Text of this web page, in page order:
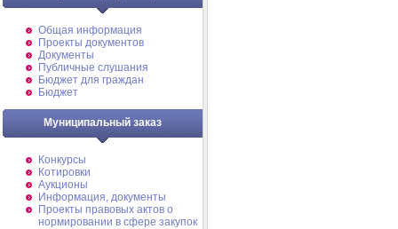
Общая информация
Проекты документов
Документы
Публичные слушания
Бюджет для граждан
Бюджет
Муниципальный заказ
Конкурсы
Котировки
Аукционы
Информация, документы
Проекты правовых актов о
нормировании в сфере закупок